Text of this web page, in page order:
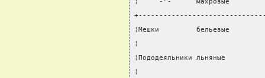
¦Мешки         бельевые
¦
¦Пододеяльники
¦